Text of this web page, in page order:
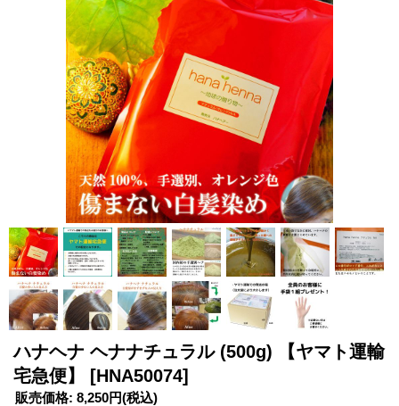
ハナヘナ ヘナナチュラル (500g) 【ヤマト運輸
宅急便】 [HNA50074]
販売価格: 8,250円(税込)